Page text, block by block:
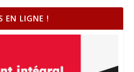
EN LIGNE !